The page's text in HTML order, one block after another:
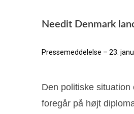
Needit Denmark
Pressemeddelelse – 23.
Den politiske
foregår på højt